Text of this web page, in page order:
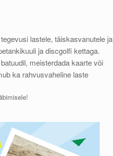
lastele, täiskasvanutele ja
ja discgolfi kettaga.
meisterdada kaarte või
ka rahvusvaheline laste